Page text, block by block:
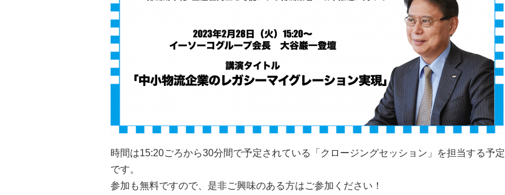
時間は15:20ごろから30分間で予定されている「クロージングセッション」を担当する予定
です。
参加も無料ですので、是非ご興味のある方はご参加ください！